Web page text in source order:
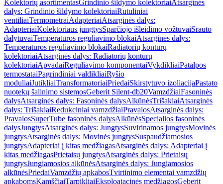
Kolektorių asortimentasGrindinio šildymo kolektoriaiAtsarginės
dalys: Grindinio šildymo kolektoriaiRutuliniai
ventiliaiTermometraiAdapteriaiAtsarginės dalys:
AdapteriaiKolektoriaus jungtysSparčiojo išleidimo vožtuvaiSrauto
dalytuvaiTemperatūros reguliavimo blokaiAtsarginės dalys:
Temperatūros reguliavimo blokaiRadiatorių kontūrų
kolektoriaiAtsarginės dalys: Radiatorių kontūrų
kolektoriaiApvadaiReguliavimo komponentaiVykdikliaiPatalpos
termostataiPagrindiniai valdikliaiRyšio
moduliaiJutikliaiTransformatoriaiPriedaiSkirstytuvo izoliacijaPastato
nuotekų šalinimo sistemosGeberit Silent-db20VamzdžiaiFasoninės
dalysAtsarginės dalys: Fasoninės dalysAlkūnėsTrišakiaiAtsarginės
dalys: TrišakiaiRedukciniai vamzdžiaiPravalosAtsarginės dalys:
PravalosSuperTube fasoninės dalysAlkūnėsSpecialios fasoninės
dalysJungtysAtsarginės dalys: JungtysSuvirinamos jungtysMovinės
jungtysAtsarginės dalys: Movinės jungtysSuspaudžiamosios
jungtysAdapteriai į kitas medžiagasAtsarginės dalys: Adapteriai į
kitas medžiagasPrietaisų jungtysAtsarginės dalys: Prietaisų
jungtysJungiamosios alkūnėsAtsarginės dalys: Jungiamosios
alkūnėsPriedaiVamzdžių apkabosTvirtinimo elementai vamzdžių
apkabomsKamščiaiTarpikliaiEksploatacinės medžiagosGeberit